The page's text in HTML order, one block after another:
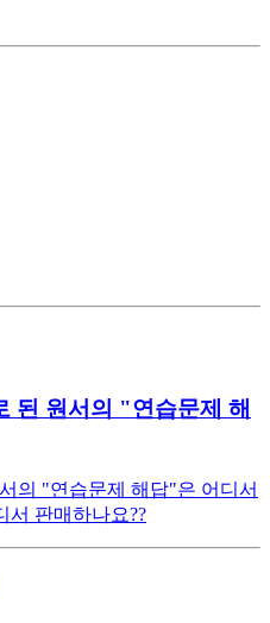
된 원서의 "연습문제 해
의 "연습문제 해답"은 어디서
서 판매하나요??